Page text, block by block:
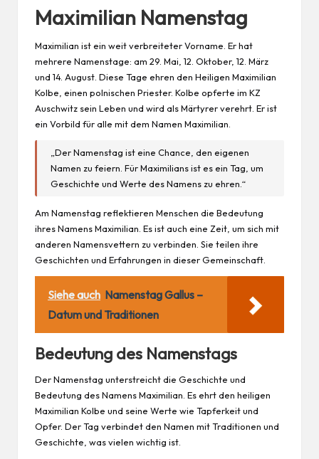
Maximilian Namenstag
Maximilian ist ein weit verbreiteter Vorname. Er hat
mehrere Namenstage: am 29. Mai, 12. Oktober, 12. März
und 14. August. Diese Tage ehren den Heiligen Maximilian
Kolbe, einen polnischen Priester. Kolbe opferte im KZ
Auschwitz sein Leben und wird als Märtyrer verehrt. Er ist
ein Vorbild für alle mit dem Namen Maximilian.
„Der Namenstag ist eine Chance, den eigenen
Namen zu feiern. Für Maximilians ist es einTag, um
Geschichte und Werte des Namens zu ehren.“
Am Namenstag reflektieren Menschen die Bedeutung
ihres Namens Maximilian. Es ist auch eine Zeit, um sich mit
anderen Namensvettern zu verbinden. Sie teilen ihre
Geschichten und Erfahrungen in dieser Gemeinschaft.
Siehe auch Namenstag Gallus –
Datum und Traditionen
Bedeutung des Namenstags
Der Namenstag unterstreicht die Geschichte und
Bedeutung des Namens Maximilian. Es ehrt den heiligen
Maximilian Kolbe und seine Werte wie Tapferkeit und
Opfer. Der Tag verbindet den Namen mit Traditionen und
Geschichte, was vielen wichtig ist.